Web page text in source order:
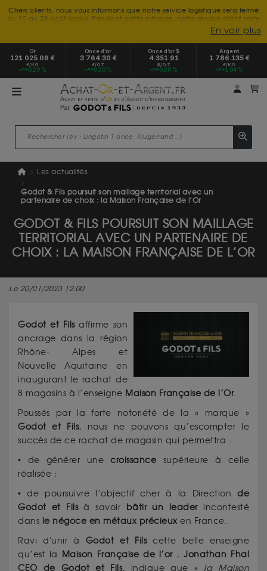
Chers clients, nous vous informons que notre service logistique sera fermé
du 10 au 28 août inclus. Pendant cette période, notre service client reste
à votre disposition tout l'été. Vous pouvez nous joindre du lundi au
vendredi, de 9h30 à 18h, pour toute demande d'information.
Nous vous remercions de votre compréhension et vous souhaitons un
excellent été.
En voir plus
Or
121 025.06 €
€/KG
+0.20 %
Once d’or
3 764.30 €
€/OZ
+0.20 %
Once d’or $
4 351.91
$/OZ
+0.20 %
Argent
1 786.135 €
€/KG
+1.04 %
Mon
Les actualités
Godot & Fils poursuit son maillage territorial avec un
partenaire de choix : la Maison Française de l’Or
GODOT & FILS POURSUIT SON MAILLAGE
TERRITORIAL AVEC UN PARTENAIRE DE
CHOIX : LA MAISON FRANÇAISE DE L’OR
Le 20/01/2023 12:00
Godot et Filsaffirme son
ancrage dans la région
Rhône- Alpes et
Nouvelle Aquitaine en
inaugurant le rachat de
8 magasins à l’enseigne Maison Française de l’Or.
Poussés par la forte notoriété de la « marque »
Godot et Fils, nous ne pouvons qu’escompter le
succès de ce rachat de magasin qui permettra :
• de générer une croissance supérieure à celle
réalisée ;
• de poursuivre l’objectif cher à la Direction de
Godot et Filsà savoir bâtir un leaderincontesté
dans le négoce en métaux précieux en France.
Ravi d'unir à Godot et Filscette belle enseigne
qu’est la
Maison Française de l’or;Jonathan Fhal
CEO de Godot et Fils, indique que « la Maison